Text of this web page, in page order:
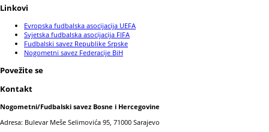
Linkovi
Evropska fudbalska asocijacija UEFA
Svjetska fudbalska asocijacija FIFA
Fudbalski savez Republike Srpske
Nogometni savez Federacije BiH
Povežite se
Kontakt
Nogometni/Fudbalski savez Bosne i Hercegovine
Adresa: Bulevar Meše Selimovića 95, 71000 Sarajevo